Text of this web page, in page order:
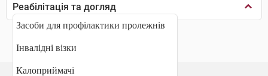
Реабілітація та догляд
Засоби для профілактики пролежнів
Інвалідні візки
Калоприймачі